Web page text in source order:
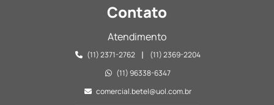
Contato
Atendimento
(11) 2371-2762 |
(11) 2369-2204
(11) 96338-6347
comercial.betel@uol.com.br